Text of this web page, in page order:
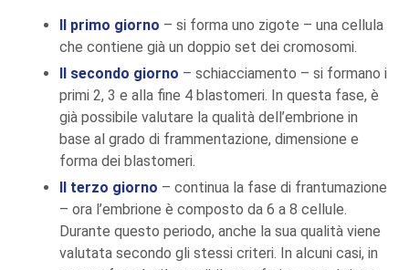
Il primo giorno – si forma uno zigote – una cellula
che contiene già un doppio set dei cromosomi.
Il secondo giorno – schiacciamento – si formano i
primi 2, 3 e alla fine 4 blastomeri. In questa fase, è
già possibile valutare la qualità dell’embrione in
base al grado di frammentazione, dimensione e
forma dei blastomeri.
Il terzo giorno – continua la fase di frantumazione
– ora l’embrione è composto da 6 a 8 cellule.
Durante questo periodo, anche la sua qualità viene
valutata secondo gli stessi criteri. In alcuni casi, in